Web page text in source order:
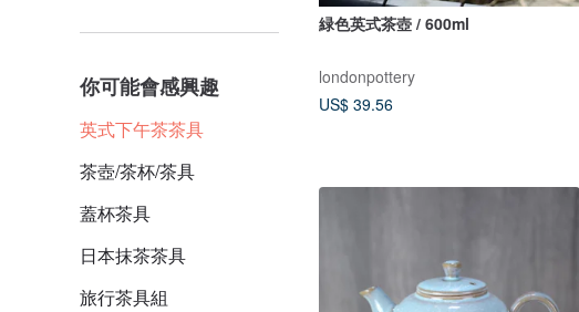
你可能會感興趣
英式下午茶茶具
茶壺/茶杯/茶具
蓋杯茶具
日本抹茶茶具
旅行茶具組
緑色英式茶壺 / 600ml
londonpottery
US$ 39.56